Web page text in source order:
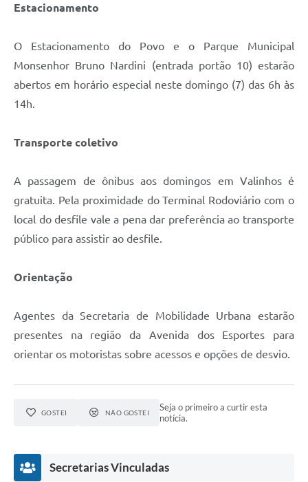
Estacionamento
O Estacionamento do Povo e o Parque Municipal
Monsenhor Bruno Nardini (entrada portão 10) estarão
abertos em horário especial neste domingo (7) das 6h às
14h.
Transporte coletivo
A passagem de ônibus aos domingos em Valinhos é
gratuita. Pela proximidade do Terminal Rodoviário com o
local do desfile vale a pena dar preferência ao transporte
público para assistir ao desfile.
Orientação
Agentes da Secretaria de Mobilidade Urbana estarão
presentes na região da Avenida dos Esportes para
orientar os motoristas sobre acessos e opções de desvio.
GOSTEI NÃO GOSTEI
Seja o primeiro a curtir esta
notícia.
Secretarias Vinculadas